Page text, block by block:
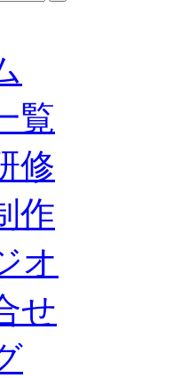
覧
修
作
オ
せ